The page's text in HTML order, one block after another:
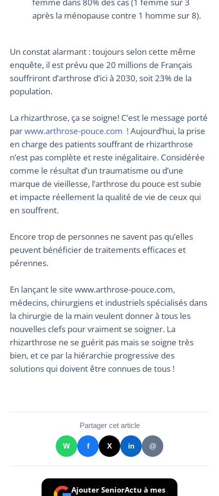
après la ménopause contre 1 homme sur 8).
Un constat alarmant : toujours selon cette même
enquête, il est prévu que 20 millions de Français
souffriront d’arthrose d’ici à 2030, soit 23% de la
population.
La rhizarthrose, ça se soigne! C’est le message porté
parwww.arthrose-pouce.com ! Aujourd’hui, la prise
en charge des patients souffrant de rhizarthrose
n’est pas complète et reste inégalitaire. Considérée
comme le résultat d’un traumatisme ou d’une
marque de vieillesse, l’arthrose du pouce est subie
et impacte réellement la qualité de vie de ceux qui
en souffrent.
Encore trop de personnes ne savent pas qu’elles
peuvent bénéficier de traitements efficaces et
pérennes.
En lançant le site www.arthrose-pouce.com,
médecins, chirurgiens et industriels spécialisés dans
la chirurgie de la main veulent donner à tous les
nouvelles clefs pour vraiment se soigner. La
rhizarthrose ne se guérit pas mais se soigne très
bien, et ce par la hiérarchie progressive des
solutions qui doivent être connues de tous !
Partager cet article
W f X in @
Ajouter SeniorActu à mes